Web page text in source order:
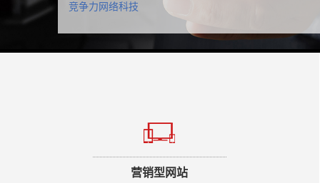
竞争力网络科技
营销型网站